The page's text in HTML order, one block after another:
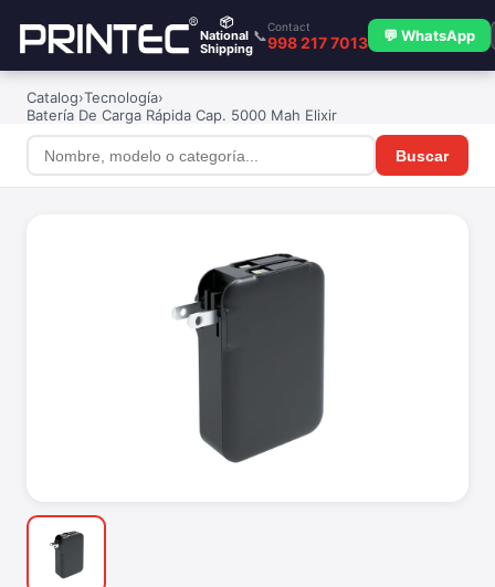
📦
National
Shipping
📞
Contact
998 217 7013 💬 WhatsApp
Catalog›Tecnología›
Batería De Carga Rápida Cap. 5000 Mah Elixir
Buscar